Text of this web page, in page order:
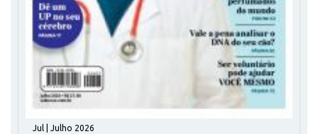
Jul | Julho 2026